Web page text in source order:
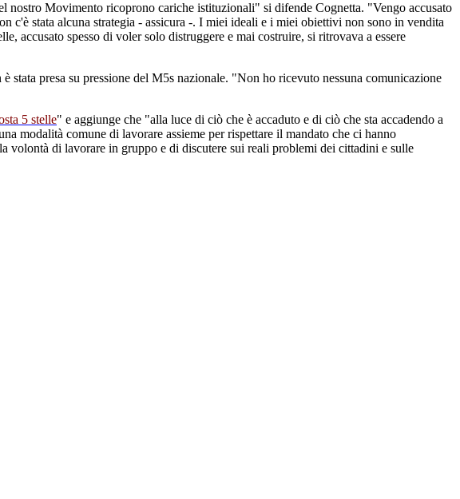
Movimento ricoprono cariche istituzionali" si difende Cognetta. "Vengo accusato
c'è stata alcuna strategia - assicura -. I miei ideali e i miei obiettivi non sono in vendita
accusato spesso di voler solo distruggere e mai costruire, si ritrovava a essere
presa su pressione del M5s nazionale. "Non ho ricevuto nessuna comunicazione
5 stelle" e aggiunge che "alla luce di ciò che è accaduto e di ciò che sta accadendo a
modalità comune di lavorare assieme per rispettare il mandato che ci hanno
volontà di lavorare in gruppo e di discutere sui reali problemi dei cittadini e sulle